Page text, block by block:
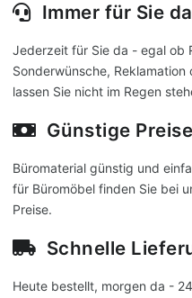
Immer für Sie da
Jederzeit für Sie da - egal ob
Sonderwünsche,
lassen Sie nicht im Regen
Günstige Preise
Büromaterial günstig und
für Büromöbel finden Sie bei
Preise.
Schnelle
Heute bestellt, morgen da -